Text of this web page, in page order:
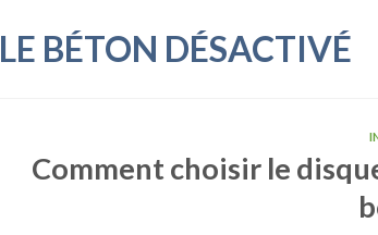
LE BÉTON DÉSACTIVÉ
Comment choisir le